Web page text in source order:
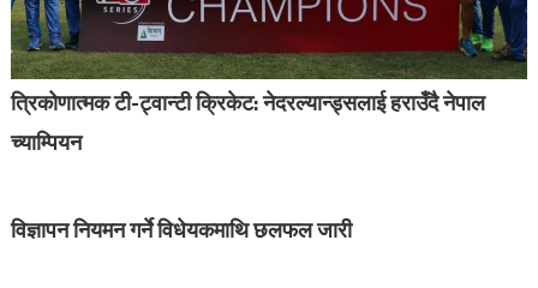
त्रिकोणात्मक टी-ट्वान्टी क्रिकेट: नेदरल्यान्ड्सलाई हराउँदै नेपाल
च्याम्पियन
विज्ञापन नियमन गर्ने विधेयकमाथि छलफल जारी